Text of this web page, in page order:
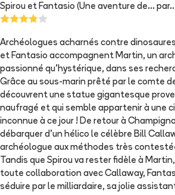
Spirou et Fantasio (Une aventure de...
Archéologues acharnés contre
et Fantasio accompagnent Martin, un
passionné qu'hystérique, dans ses
Grâce au sous-marin prêté par le comte
découvrent une statue gigantesque
naufragé et qui semble appartenir à une
inconnue à ce jour ! De retour à
débarquer d'un hélico le célèbre Bill
archéologue aux méthodes très
Tandis que Spirou va rester fidèle à
toute collaboration avec Callaway,
séduire par le milliardaire, sa jolie